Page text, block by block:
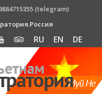
(telegram)
RU EN DE